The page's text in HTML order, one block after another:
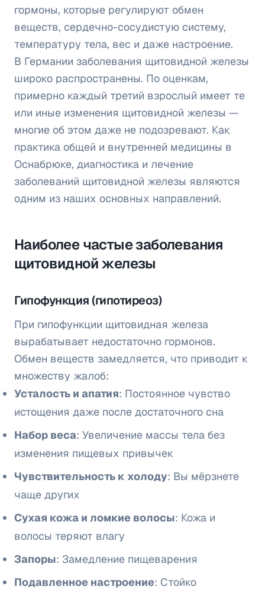
гормоны, которые регулируют обмен
веществ, сердечно-сосудистую систему,
температуру тела, вес и даже настроение.
В Германии заболевания щитовидной железы
широко распространены. По оценкам,
примерно каждый третий взрослый имеет те
или иные изменения щитовидной железы —
многие об этом даже не подозревают. Как
практика общей и внутренней медицины в
Оснабрюке, диагностика и лечение
заболеваний щитовидной железы являются
одним из наших основных направлений.
Наиболее частые заболевания
щитовидной железы
Гипофункция (гипотиреоз)
При гипофункции щитовидная железа
вырабатывает недостаточно гормонов.
Обмен веществ замедляется, что приводит к
множеству жалоб:
Усталость и апатия: Постоянное чувство
истощения даже после достаточного сна
Набор веса: Увеличение массы тела без
изменения пищевых привычек
Чувствительность к холоду: Вы мёрзнете
чаще других
Сухая кожа и ломкие волосы: Кожа и
волосы теряют влагу
Запоры: Замедление пищеварения
Подавленное настроение: Стойко